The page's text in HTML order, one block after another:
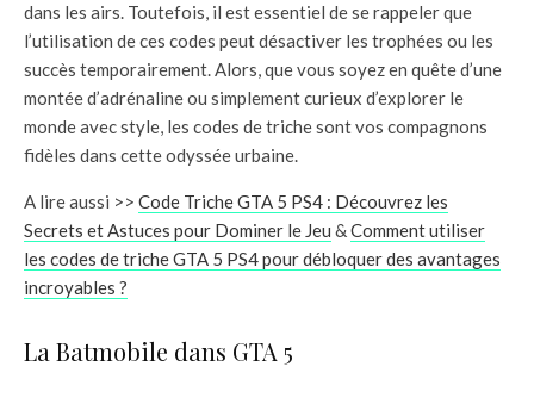
dans les airs. Toutefois, il est essentiel de se rappeler que
l’utilisation de ces codes peut désactiver les trophées ou les
succès temporairement. Alors, que vous soyez en quête d’une
montée d’adrénaline ou simplement curieux d’explorer le
monde avec style, les codes de triche sont vos compagnons
fidèles dans cette odyssée urbaine.
A lire aussi >> Code Triche GTA 5 PS4 : Découvrez les
Secrets et Astuces pour Dominer le Jeu &Comment utiliser
les codes de triche GTA 5 PS4 pour débloquer des avantages
incroyables ?
La Batmobile dans GTA 5